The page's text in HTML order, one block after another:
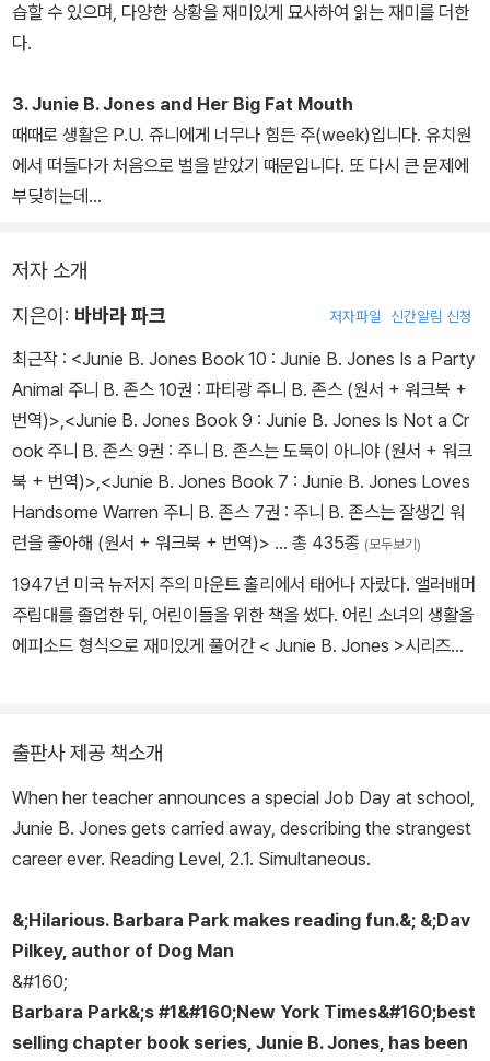
습할 수 있으며, 다양한 상황을 재미있게 묘사하여 읽는 재미를 더한
다.
3. Junie B. Jones and Her Big Fat Mouth
때때로 생활은 P.U. 쥬니에게 너무나 힘든 주(week)입니다. 유치원
에서 떠들다가 처음으로 벌을 받았기 때문입니다. 또 다시 큰 문제에
부딪히는데...
저자 소개
지은이: 바바라 파크 저자파일 신간알림 신청
최근작 : <Junie B. Jones Book 10 : Junie B. Jones Is a Party
Animal 주니 B. 존스 10권 : 파티광 주니 B. 존스 (원서 + 워크북 +
번역)>,<Junie B. Jones Book 9 : Junie B. Jones Is Not a Cr
ook 주니 B. 존스 9권 : 주니 B. 존스는 도둑이 아니야 (원서 + 워크
북 + 번역)>,<Junie B. Jones Book 7 : Junie B. Jones Loves
Handsome Warren 주니 B. 존스 7권 : 주니 B. 존스는 잘생긴 워
런을 좋아해 (원서 + 워크북 + 번역)> … 총 435종 (모두보기)
1947년 미국 뉴저지 주의 마운트 홀리에서 태어나 자랐다. 앨러배머
주립대를 졸업한 뒤, 어린이들을 위한 책을 썼다. 어린 소녀의 생활을
에피소드 형식으로 재미있게 풀어간 < Junie B. Jones >시리즈로
여러 작품과 그림책들을 썼다. 그리고 Young Hooser Award, Miln
er Award , Tennessee Children's Choice Book Award 등 여러
상을 수상했다.
출판사 제공 책소개
When her teacher announces a special Job Day at school,
Junie B. Jones gets carried away, describing the strangest
career ever. Reading Level, 2.1. Simultaneous.
&;Hilarious. Barbara Park makes reading fun.&; &;Dav
Pilkey, author of Dog Man
&#160;
Barbara Park&;s #1&#160;New York Times&#160;best
selling chapter book series, Junie B. Jones, has been